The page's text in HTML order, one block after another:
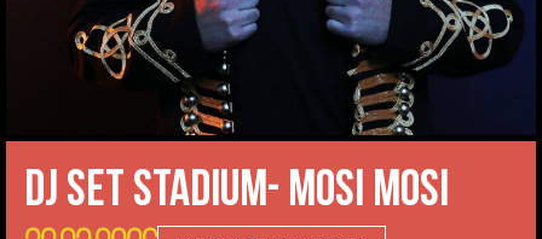
DJ Set Stadium- Mosi Mosi